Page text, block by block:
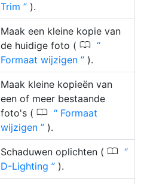
Trim ).
Maak een kleine kopie van
de huidige foto ( 0
Formaat wijzigen ).
Maak kleine kopieën van
een of meer bestaande
foto's ( 0
Formaat
wijzigen
).
Schaduwen oplichten ( 0
D-Lighting ).